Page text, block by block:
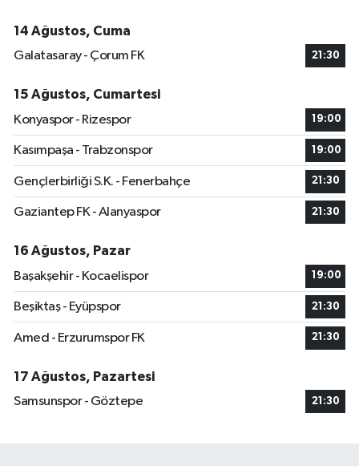
14 Ağustos, Cuma
Galatasaray - Çorum FK
21:30
15 Ağustos, Cumartesi
Konyaspor - Rizespor
19:00
Kasımpaşa - Trabzonspor 19:00
Gençlerbirliği S.K. - Fenerbahçe 21:30
Gaziantep FK - Alanyaspor 21:30
16 Ağustos, Pazar
Başakşehir - Kocaelispor
19:00
Beşiktaş - Eyüpspor 21:30
Amed - Erzurumspor FK 21:30
17 Ağustos, Pazartesi
Samsunspor - Göztepe
21:30